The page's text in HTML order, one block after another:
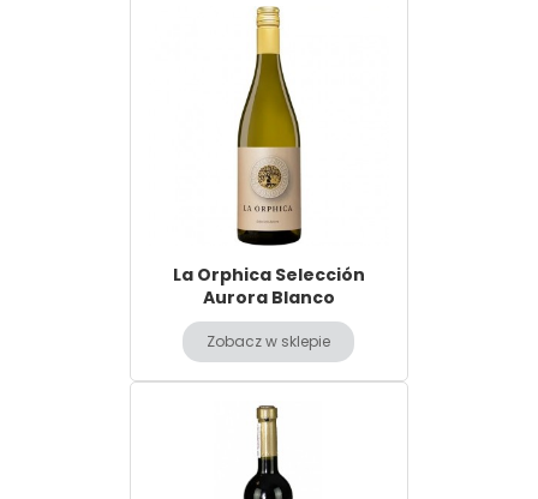
La Orphica Selección
Aurora Blanco
Zobacz w sklepie